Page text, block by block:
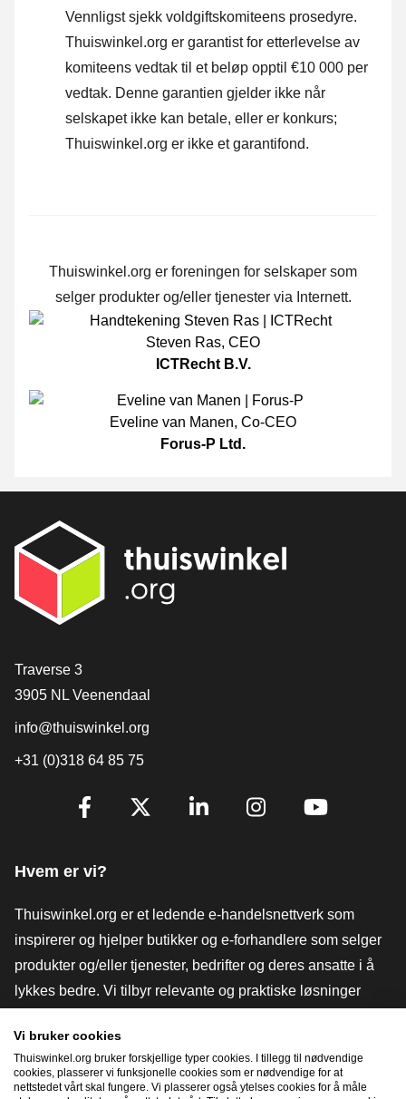
Vennligst sjekk voldgiftskomiteens prosedyre.
Thuiswinkel.org er garantist for etterlevelse av
komiteens vedtak til et beløp opptil €10 000 per
vedtak. Denne garantien gjelder ikke når
selskapet ikke kan betale, eller er konkurs;
Thuiswinkel.org er ikke et garantifond.
Thuiswinkel.org er foreningen for selskaper som
selger produkter og/eller tjenester via Internett.
Steven Ras, CEO
ICTRecht B.V.
Eveline van Manen, Co-CEO
Forus-P Ltd.
[_General:Contact]
Traverse 3
3905 NL Veenendaal
info@thuiswinkel.org
+31 (0)318 64 85 75
[_General:SocialMediaTitle]
Hvem er vi?
Thuiswinkel.org er et ledende e-handelsnettverk som
inspirerer og hjelper butikker og e-forhandlere som selger
produkter og/eller tjenester, bedrifter og deres ansatte i å
lykkes bedre. Vi tilbyr relevante og praktiske løsninger
verktøy og råd, advokatvirksomhet, markedsundersøkelser,
og har vår egen utdanningsplattform, Thuiswinkel e-
Academy.
Vi bruker cookies
Thuiswinkel.org bruker forskjellige typer cookies. I tillegg til nødvendige
cookies, plasserer vi funksjonelle cookies som er nødvendige for at
nettstedet vårt skal fungere. Vi plasserer også ytelses cookies for å måle